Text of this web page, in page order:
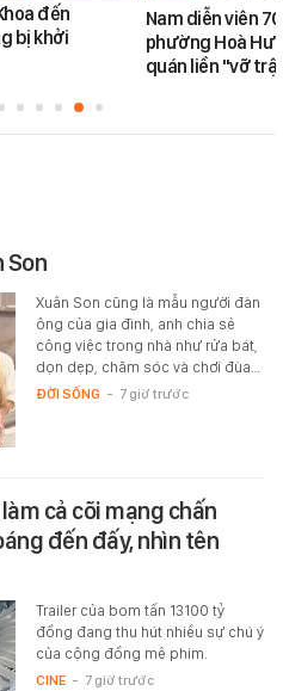
đến
bị khởi
Nam diễn viên
phường Hoà
quán liền "vỡ
Son
Xuân Son cũng là mẫu người đàn
ông của gia đình, anh chia sẻ
công việc trong nhà như rửa bát,
dọn dẹp, chăm sóc và chơi đùa…
ĐỜI SỐNG - 7 giờ trước
cả cõi mạng chấn
đến đấy, nhìn tên
Trailer của bom tấn 13100 tỷ
đồng đang thu hút nhiều sự chú ý
của cộng đồng mê phim.
CINE - 7 giờ trước